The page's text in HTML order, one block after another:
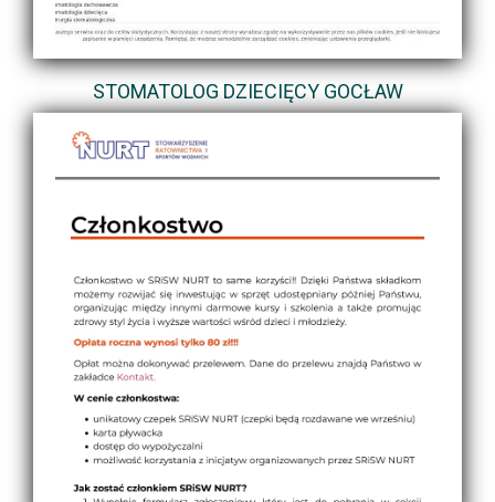
STOMATOLOG DZIECIĘCY GOCŁAW